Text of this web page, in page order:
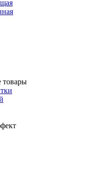
товары